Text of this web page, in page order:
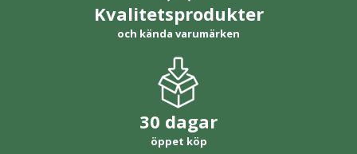
Kvalitetsprodukter
och kända varumärken
30 dagar
öppet köp